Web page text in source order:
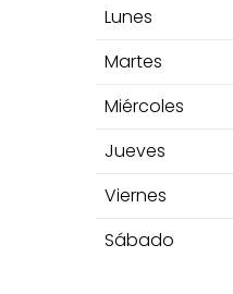
Lunes
Martes
Miércoles
Jueves
Viernes
Sábado